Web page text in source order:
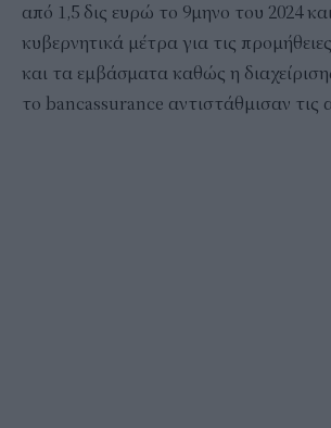
από 1,5 δις ευρώ το 9μηνο του 2024
κυβερνητικά μέτρα για τις
και τα εμβάσματα καθώς η
το bancassurance αντιστάθμισαν τις